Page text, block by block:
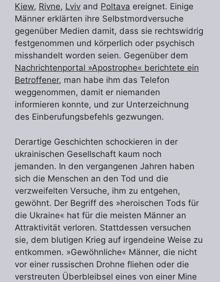
Kiew, Rivne, Lviv and Poltava ereignet. Einige
Männer erklärten ihre Selbstmordversuche
gegenüber Medien damit, dass sie rechtswidrig
festgenommen und körperlich oder psychisch
misshandelt worden seien. Gegenüber dem
Nachrichtenportal »Apostrophe« berichtete ein
Betroffener, man habe ihm das Telefon
weggenommen, damit er niemanden
informieren konnte, und zur Unterzeichnung
des Einberufungsbefehls gezwungen.
Derartige Geschichten schockieren in der
ukrainischen Gesellschaft kaum noch
jemanden. In den vergangenen Jahren haben
sich die Menschen an den Tod und die
verzweifelten Versuche, ihm zu entgehen,
gewöhnt. Der Begriff des »heroischen Tods für
die Ukraine« hat für die meisten Männer an
Attraktivität verloren. Stattdessen versuchen
sie, dem blutigen Krieg auf irgendeine Weise zu
entkommen. »Gewöhnliche« Männer, die nicht
vor einer russischen Drohne fliehen oder die
verstreuten Überbleibsel eines von einer Mine